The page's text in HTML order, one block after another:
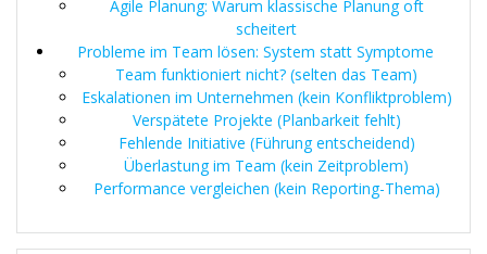
Agile Planung: Warum klassische Planung oft
scheitert
Probleme im Team lösen: System statt Symptome
Team funktioniert nicht? (selten das Team)
Eskalationen im Unternehmen (kein Konfliktproblem)
Verspätete Projekte (Planbarkeit fehlt)
Fehlende Initiative (Führung entscheidend)
Überlastung im Team (kein Zeitproblem)
Performance vergleichen (kein Reporting-Thema)